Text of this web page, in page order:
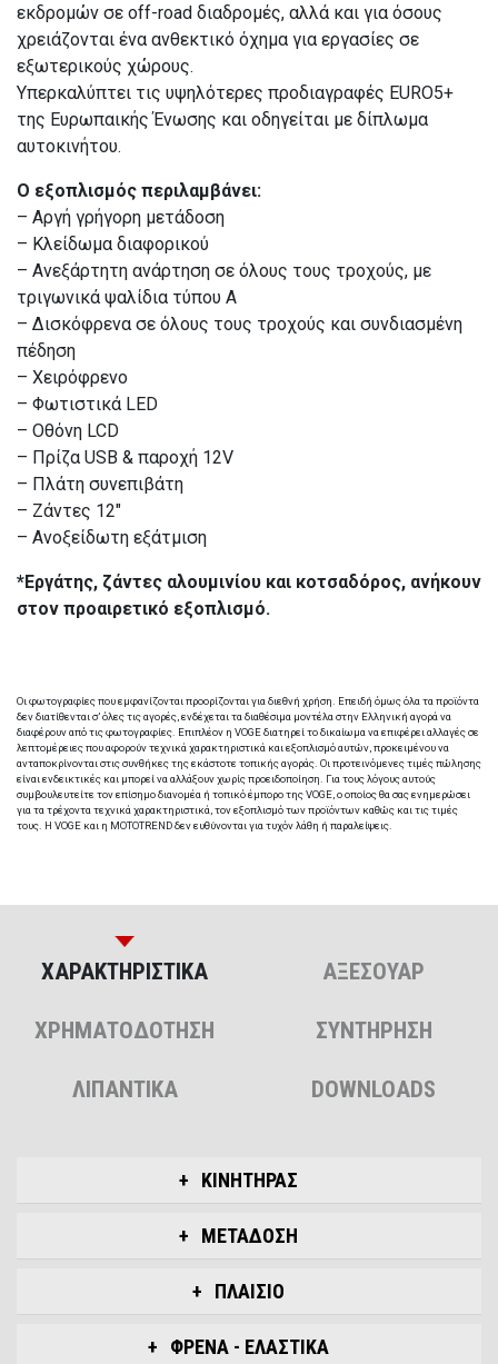
εκδρομών σε off-road διαδρομές, αλλά και για όσους
χρειάζονται ένα ανθεκτικό όχημα για εργασίες σε
εξωτερικούς χώρους.
Υπερκαλύπτει τις υψηλότερες προδιαγραφές EURO5+
της Ευρωπαικής Ένωσης και οδηγείται με δίπλωμα
αυτοκινήτου.
Ο εξοπλισμός περιλαμβάνει:
– Αργή γρήγορη μετάδοση
– Κλείδωμα διαφορικού
– Ανεξάρτητη ανάρτηση σε όλους τους τροχούς, με
τριγωνικά ψαλίδια τύπου A
– Δισκόφρενα σε όλους τους τροχούς και συνδιασμένη
πέδηση
– Χειρόφρενο
– Φωτιστικά LED
– Οθόνη LCD
– Πρίζα USB & παροχή 12V
– Πλάτη συνεπιβάτη
– Ζάντες 12″
– Ανοξείδωτη εξάτμιση
*Eργάτης, ζάντες αλουμινίου και κοτσαδόρος, ανήκουν
στον προαιρετικό εξοπλισμό.
Οι φωτογραφίες που εμφανίζονται προορίζονται για διεθνή χρήση. Επειδή όμως όλα τα προϊόντα
δεν διατίθενται σ’ όλες τις αγορές, ενδέχεται τα διαθέσιμα μοντέλα στην Ελληνική αγορά να
διαφέρουν από τις φωτογραφίες. Επιπλέον η VOGE διατηρεί το δικαίωμα να επιφέρει αλλαγές σε
λεπτομέρειες που αφορούν τεχνικά χαρακτηριστικά και εξοπλισμό αυτών, προκειμένου να
ανταποκρίνονται στις συνθήκες της εκάστοτε τοπικής αγοράς. Οι προτεινόμενες τιμές πώλησης
είναι ενδεικτικές και μπορεί να αλλάξουν χωρίς προειδοποίηση. Για τους λόγους αυτούς
συμβουλευτείτε τον επίσημο διανομέα ή τοπικό έμπορο της VOGE, ο οποίος θα σας ενημερώσει
για τα τρέχοντα τεχνικά χαρακτηριστικά, τον εξοπλισμό των προϊόντων καθώς και τις τιμές
τους. H VOGE και η MOTOTREND δεν ευθύνονται για τυχόν λάθη ή παραλείψεις.
ΧΑΡΑΚΤΗΡΙΣΤΙΚΑ ΑΞΕΣΟΥΑΡ
ΧΡΗΜΑΤΟΔΟΤΗΣΗ ΣΥΝΤΗΡΗΣΗ
ΛΙΠΑΝΤΙΚΑ DOWNLOADS
ΚΙΝΗΤΗΡΑΣ
ΜΕΤΑΔΟΣΗ
ΠΛΑΙΣΙΟ
ΦΡΕΝΑ - ΕΛΑΣΤΙΚΑ